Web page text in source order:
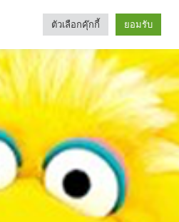
Categories
ตัวเลือกคุ๊กกี้ ยอมรับ